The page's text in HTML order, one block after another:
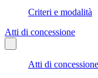
Criteri e modalità
Atti di concessione
Atti di